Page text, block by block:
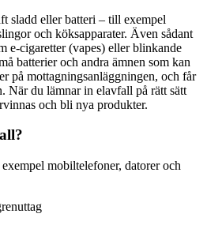
sladd eller batteri – till exempel
och köksapparater. Även sådant
e-cigaretter (vapes) eller blinkande
batterier och andra ämnen som kan
på mottagningsanläggningen, och får
När du lämnar in elavfall på rätt sätt
och bli nya produkter.
mobiltelefoner, datorer och